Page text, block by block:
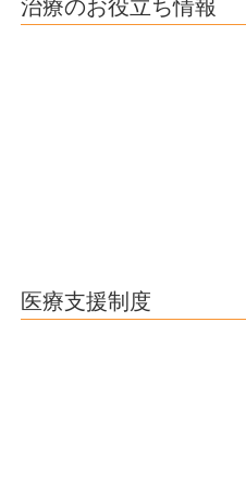
治療のお役立ち情報
医療支援制度